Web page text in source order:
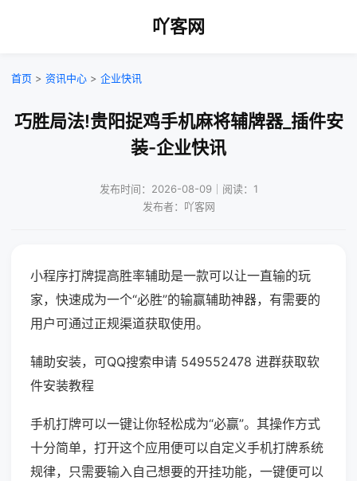
吖客网
首页 > 资讯中心 > 企业快讯
巧胜局法!贵阳捉鸡手机麻将辅牌器_插件安
装-企业快讯
发布时间：2026-08-09｜阅读：1
发布者：吖客网
小程序打牌提高胜率辅助是一款可以让一直输的玩
家，快速成为一个“必胜”的输赢辅助神器，有需要的
用户可通过正规渠道获取使用。
辅助安装，可QQ搜索申请 549552478 进群获取软
件安装教程
手机打牌可以一键让你轻松成为“必赢”。其操作方式
十分简单，打开这个应用便可以自定义手机打牌系统
规律，只需要输入自己想要的开挂功能，一键便可以